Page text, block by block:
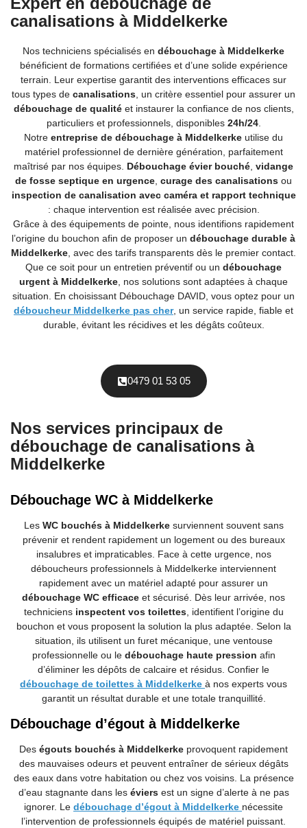
canalisations à Middelkerke
Nos techniciens spécialisés en débouchage à Middelkerke
bénéficient de formations certifiées et d’une solide expérience
terrain. Leur expertise garantit des interventions efficaces sur
tous types de canalisations, un critère essentiel pour assurer un
débouchage de qualitéet instaurer la confiance de nos clients,
particuliers et professionnels, disponibles 24h/24.
Notre entreprise de débouchage à Middelkerke utilise du
matériel professionnel de dernière génération, parfaitement
maîtrisé par nos équipes. Débouchage évier bouché, vidange
de fosse septique en urgence, curage des canalisations ou
inspection de canalisation avec caméra et rapport technique
: chaque intervention est réalisée avec précision.
Grâce à des équipements de pointe, nous identifions rapidement
l’origine du bouchon afin de proposer un débouchage durable à
Middelkerke, avec des tarifs transparents dès le premier contact.
Que ce soit pour un entretien préventif ou un débouchage
urgent à Middelkerke, nos solutions sont adaptées à chaque
situation. En choisissant Débouchage DAVID, vous optez pour un
déboucheur Middelkerke pas cher, un service rapide, fiable et
durable, évitant les récidives et les dégâts coûteux.
0479 01 53 05
Nos services principaux de
débouchage de canalisations à
Middelkerke
Débouchage WC à Middelkerke
Les WC bouchés à Middelkerke surviennent souvent sans
prévenir et rendent rapidement un logement ou des bureaux
insalubres et impraticables. Face à cette urgence, nos
déboucheurs professionnels à Middelkerke interviennent
rapidement avec un matériel adapté pour assurer un
débouchage WC efficace et sécurisé. Dès leur arrivée, nos
techniciens inspectent vos toilettes, identifient l’origine du
bouchon et vous proposent la solution la plus adaptée. Selon la
situation, ils utilisent un furet mécanique, une ventouse
professionnelle ou le débouchage haute pression afin
d’éliminer les dépôts de calcaire et résidus. Confier le
débouchage de toilettes à Middelkerke à nos experts vous
garantit un résultat durable et une totale tranquillité.
Débouchage d’égout à Middelkerke
Des égouts bouchés à Middelkerke provoquent rapidement
des mauvaises odeurs et peuvent entraîner de sérieux dégâts
des eaux dans votre habitation ou chez vos voisins. La présence
d’eau stagnante dans les éviers est un signe d’alerte à ne pas
ignorer. Le débouchage d’égout à Middelkerke nécessite
l’intervention de professionnels équipés de matériel puissant.